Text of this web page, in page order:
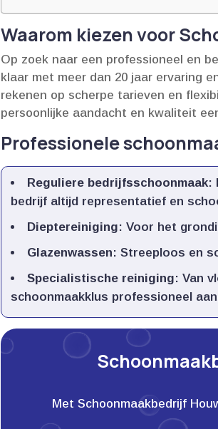
Waarom kiezen voor
Op zoek naar een professioneel en
klaar met meer dan 20 jaar ervaring
rekenen op scherpe tarieven en
persoonlijke aandacht en kwaliteit
Professionele
Reguliere bedrijfsschoonmaak:
bedrijf altijd representatief en
Dieptereiniging: Voor het
Glazenwassen: Streeploos en
Specialistische reiniging: Van
schoonmaakklus professioneel
Met Schoonmaakbedrijf